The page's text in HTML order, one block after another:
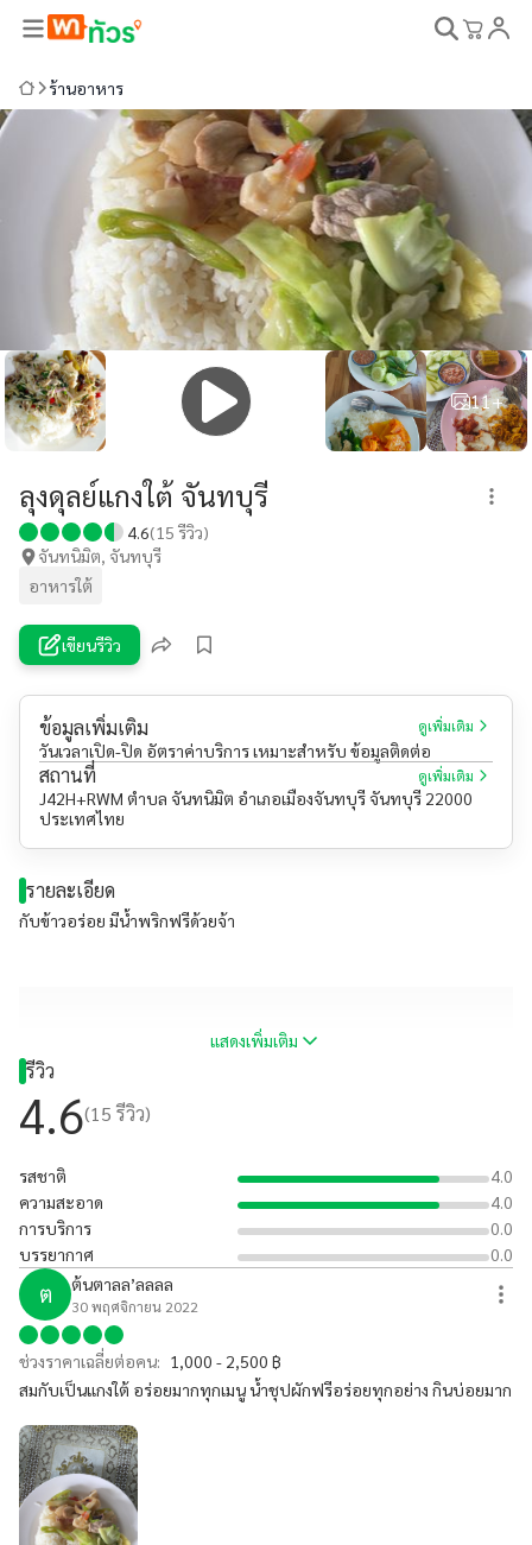
ร้านอาหาร
11+
ลุงดุลย์แกงใต้ จันทบุรี
4.6(15 รีวิว)
จันทนิมิต, จันทบุรี
อาหารใต้
เขียนรีวิว
ข้อมูลเพิ่มเติม ดูเพิ่มเติม
วันเวลาเปิด-ปิด อัตราค่าบริการ เหมาะสำหรับ ข้อมูลติดต่อ
สถานที่ ดูเพิ่มเติม
J42H+RWM ตำบล จันทนิมิต อำเภอเมืองจันทบุรี จันทบุรี 22000
ประเทศไทย
รายละเอียด
กับข้าวอร่อย มีน้ำพริกฟรีด้วยจ้า
แสดงเพิ่มเติม
รีวิว
4.6(15 รีวิว)
รสชาติ
4.0
ความสะอาด
4.0
การบริการ
0.0
บรรยากาศ
0.0
ต ต้นตาลล’ลลลล
30 พฤศจิกายน 2022
ช่วงราคาเฉลี่ยต่อคน: 1,000 - 2,500 ฿
สมกับเป็นแกงใต้ อร่อยมากทุกเมนู น้ำชุปผักฟรีอร่อยทุกอย่าง กินบ่อยมาก